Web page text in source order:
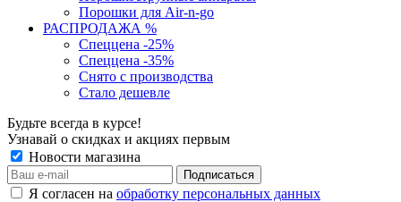
Порошки для Air-n-go
РАСПРОДАЖА %
Спеццена -25%
Спеццена -35%
Снято с производства
Стало дешевле
Будьте всегда в курсе!
Узнавай о скидках и акциях первым
Новости магазина
Я согласен на обработку персональных данных